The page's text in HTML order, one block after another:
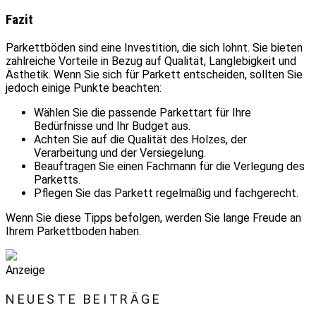
Fazit
Parkettböden sind eine Investition, die sich lohnt. Sie bieten
zahlreiche Vorteile in Bezug auf Qualität, Langlebigkeit und
Ästhetik. Wenn Sie sich für Parkett entscheiden, sollten Sie
jedoch einige Punkte beachten:
Wählen Sie die passende Parkettart für Ihre
Bedürfnisse und Ihr Budget aus.
Achten Sie auf die Qualität des Holzes, der
Verarbeitung und der Versiegelung.
Beauftragen Sie einen Fachmann für die Verlegung des
Parketts.
Pflegen Sie das Parkett regelmäßig und fachgerecht.
Wenn Sie diese Tipps befolgen, werden Sie lange Freude an
Ihrem Parkettboden haben.
Anzeige
NEUESTE BEITRÄGE